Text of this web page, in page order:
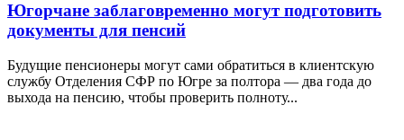
Югорчане заблаговременно могут подготовить
документы для пенсий
Будущие пенсионеры могут сами обратиться в клиентскую
службу Отделения СФР по Югре за полтора — два года до
выхода на пенсию, чтобы проверить полноту...